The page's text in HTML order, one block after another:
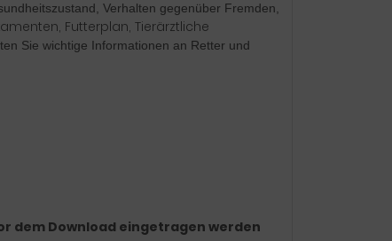
Verhalten gegenüber Fremden,
Futterplan, Tierärztliche
Sie wichtige Informationen an Retter und
dem Download eingetragen werden